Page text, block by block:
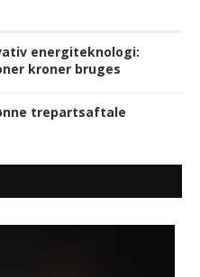
energiteknologi:
kroner bruges
trepartsaftale